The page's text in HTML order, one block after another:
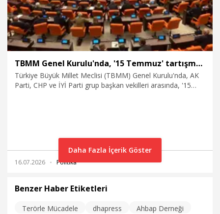
TBMM Genel Kurulu'nda, '15 Temmuz' tartışması
Türkiye Büyük Millet Meclisi (TBMM) Genel Kurulu'nda, AK
Parti, CHP ve İYİ Parti grup başkan vekilleri arasında, '15
16.07.2026 Politika
Daha Fazla İçerik Göster
Benzer Haber Etiketleri
Terörle Mücadele dhapress
Ahbap Derneği